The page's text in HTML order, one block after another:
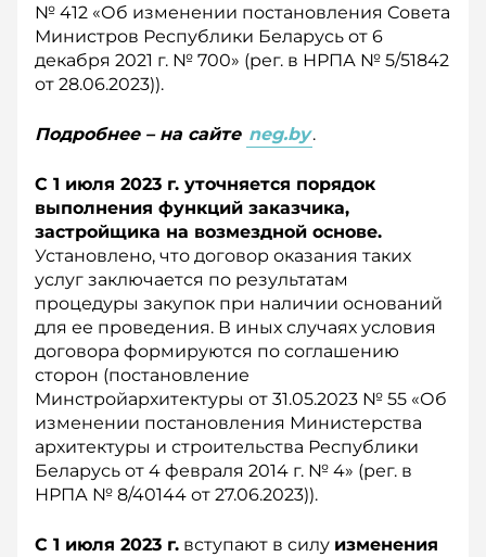
№ 412 «Об изменении постановления Совета
Министров Рес­публики Беларусь от 6
декабря 2021 г. № 700» (рег. в НРПА № 5/51842
от 28.06.2023)).
Подробнее – на сайте neg.by.
С 1 июля 2023 г. уточняется порядок
выполнения функций заказчика,
застройщика на возмездной основе.
Установлено, что договор оказания таких
услуг заключается по результатам
процедуры закупок при наличии оснований
для ее проведения. В иных случаях условия
договора формируются по соглашению
сторон (постановление
Минстройархитектуры от 31.05.2023 № 55 «Об
изменении постановления Министерства
архитектуры и строительства Республики
Беларусь от 4 февраля 2014 г. № 4» (рег. в
НРПА № 8/40144 от 27.06.2023)).
С 1 июля 2023 г. вступают в силу изменения